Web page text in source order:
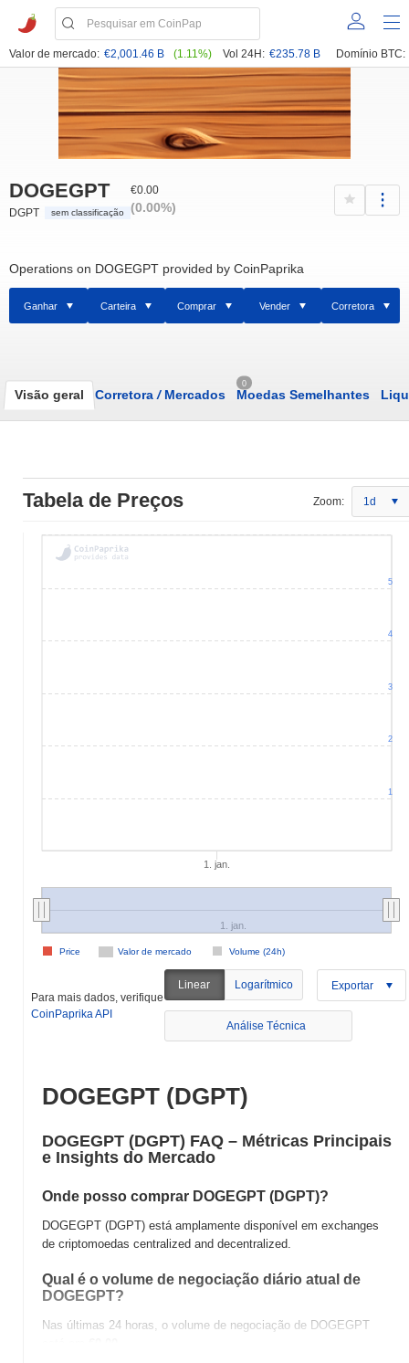
Valor de mercado: €2,001.46 B (1.11%) Vol 24H: €235.78 B Domínio BTC:
DOGEGPT
DGPT sem classificação
€0.00
(0.00%)
Operations on DOGEGPT provided by CoinPaprika
Ganhar Carteira Comprar Vender Corretora
Visão geral Corretora /Mercados
0
Moedas Semelhantes
Tabela de Preços Zoom: 1d
1. jan.
Valor de mercado Volume (24h)
Price
1. jan.
1
2
3
4
5
Para mais dados, verifique
CoinPaprika API
Linear Logarítmico Exportar
Análise Técnica
DOGEGPT (DGPT)
DOGEGPT (DGPT) FAQ – Métricas Principais
e Insights do Mercado
Onde posso comprar DOGEGPT (DGPT)?
DOGEGPT (DGPT) está amplamente disponível em exchanges
de criptomoedas centralized and decentralized.
Qual é o volume de negociação diário atual de
DOGEGPT?
Nas últimas 24 horas, o volume de negociação de DOGEGPT